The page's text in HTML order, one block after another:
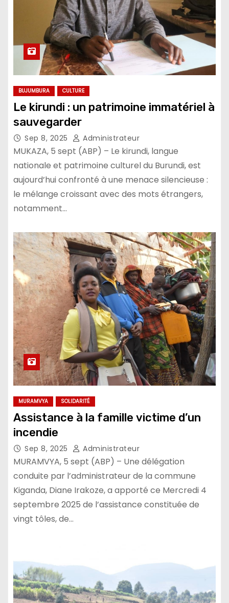
BUJUMBURA CULTURE
Le kirundi : un patrimoine immatériel à
sauvegarder
Sep 8, 2025 Administrateur
MUKAZA, 5 sept (ABP) – Le kirundi, langue
nationale et patrimoine culturel du Burundi, est
aujourd’hui confronté à une menace silencieuse :
le mélange croissant avec des mots étrangers,
notamment…
MURAMVYA SOLIDARITÉ
Assistance à la famille victime d’un
incendie
Sep 8, 2025 Administrateur
MURAMVYA, 5 sept (ABP) – Une délégation
conduite par l’administrateur de la commune
Kiganda, Diane Irakoze, a apporté ce Mercredi 4
septembre 2025 de l’assistance constituée de
vingt tôles, de…